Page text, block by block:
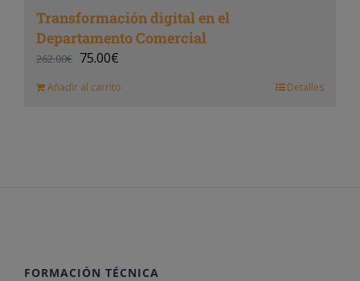
Transformación digital en el
Departamento Comercial
262.00€ 75.00€
Añadir al carrito Detalles
FORMACIÓN TÉCNICA